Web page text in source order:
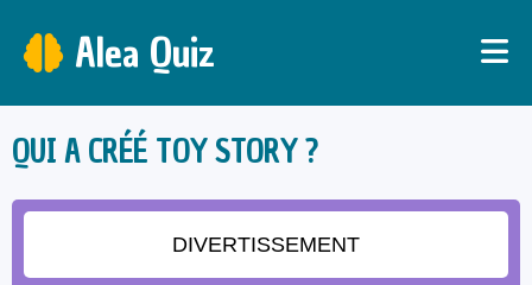
Alea Quiz
QUI A CRÉÉ TOY STORY ?
DIVERTISSEMENT